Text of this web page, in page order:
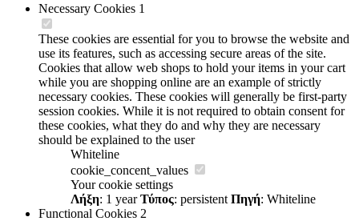
Necessary Cookies 1
These cookies are essential for you to browse the website and
use its features, such as accessing secure areas of the site.
Cookies that allow web shops to hold your items in your cart
while you are shopping online are an example of strictly
necessary cookies. These cookies will generally be first-party
session cookies. While it is not required to obtain consent for
these cookies, what they do and why they are necessary
should be explained to the user
Whiteline
cookie_concent_values
Your cookie settings
Λήξη: 1 yearΤύπος: persistent Πηγή: Whiteline
Functional Cookies 2